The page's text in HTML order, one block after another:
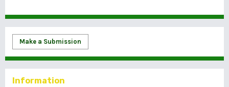
Make a Submission
Information